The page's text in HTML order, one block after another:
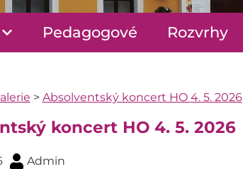
Pedagogové Rozvrhy
> Absolventský koncert HO 4. 5. 2026
koncert HO 4. 5. 2026
Admin